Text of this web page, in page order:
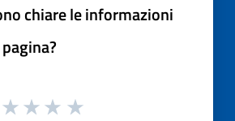
chiare le informazioni